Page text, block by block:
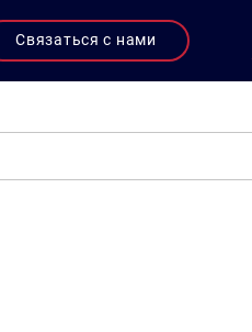
Связаться с нами